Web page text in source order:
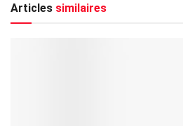
Articles similaires